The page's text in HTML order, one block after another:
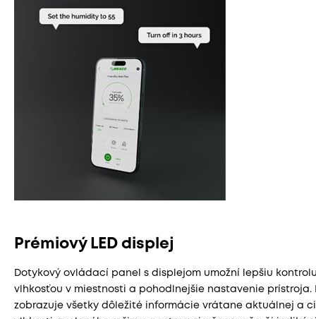
Prémiový LED displej
Dotykový ovládací panel s displejom umožní lepšiu
vlhkosťou v miestnosti a pohodlnejšie nastavenie prístroja.
zobrazuje všetky dôležité informácie vrátane aktuálnej a